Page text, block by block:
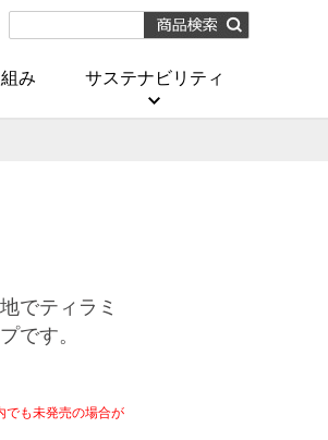
み サステナビリティ
でティラミ
です。
でも未発売の場合が